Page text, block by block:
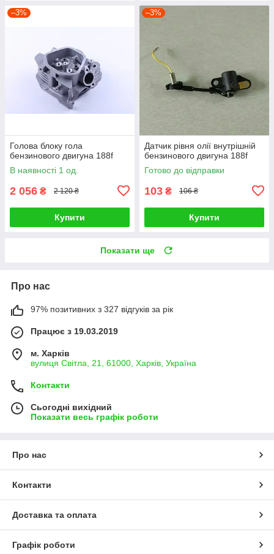
–3%
Голова блоку гола
бензинового двигуна 188f
В наявності 1 од.
2 056 ₴ 2 120 ₴
Купити
–3%
Датчик рівня олії внутрішній
бензинового двигуна 188f
Готово до відправки
103 ₴ 106 ₴
Купити
Показати ще
Про нас
97% позитивних з 327 відгуків за рік
Працює з 19.03.2019
м. Харків
вулиця Світла, 21, 61000, Харків, Україна
Контакти
Сьогодні вихідний
Показати весь графік роботи
Про нас
Контакти
Доставка та оплата
Графік роботи